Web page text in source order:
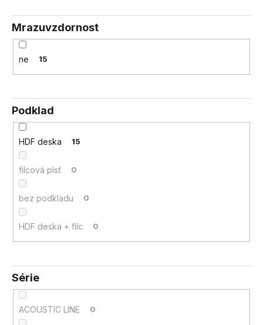
Mrazuvzdornost
ne 15
Podklad
HDF deska 15
filcová plsť 0
bez podkladu 0
HDF deska + filc 0
Série
ACOUSTIC LINE 0